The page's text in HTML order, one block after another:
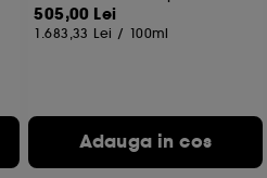
505,00 Lei
1.683,33 Lei / 100ml
Adauga in cos